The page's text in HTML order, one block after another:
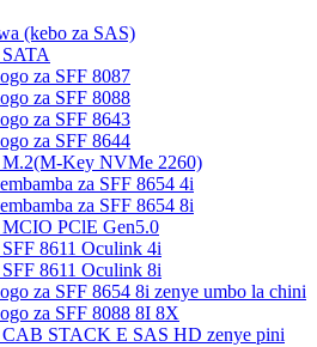
(kebo za SAS)
za SFF 8087
za SFF 8088
za SFF 8643
za SFF 8644
M.2(M-Key NVMe 2260)
za SFF 8654 4i
za SFF 8654 8i
PClE Gen5.0
8611 Oculink 4i
8611 Oculink 8i
za SFF 8654 8i zenye umbo la chini
za SFF 8088 8I 8X
CAB STACK E SAS HD zenye pini